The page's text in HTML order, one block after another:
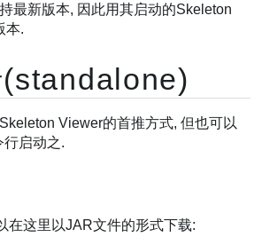
最新版本, 因此用其启动的Skeleton
本.
Viewer的首推方式, 但也可以
行启动之.
在这里以JAR文件的形式下载: